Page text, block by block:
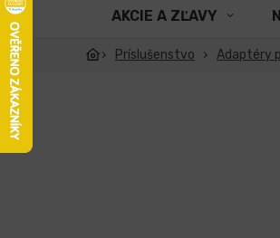
AKCIE A ZĽAVY
Príslušenstvo Adaptéry